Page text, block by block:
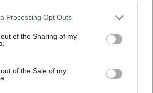
Processing Opt Outs
of the Sharing of my
of the Sale of my